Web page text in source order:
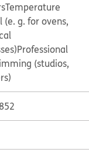
Temperature
(e. g. for ovens,
Professional
(studios,